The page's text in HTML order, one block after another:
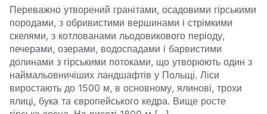
Переважно утворений гранітами, осадовими гірськими
породами, з обривистими вершинами і стрімкими
скелями, з котлованами льодовикового періоду,
печерами, озерами, водоспадами і барвистими
долинами з гірськими потоками, що утворюють один з
наймальовничіших ландшафтів у Польщі. Ліси
виростають до 1500 м, в основному, ялинові, трохи
ялиці, бука та європейського кедра. Вище росте